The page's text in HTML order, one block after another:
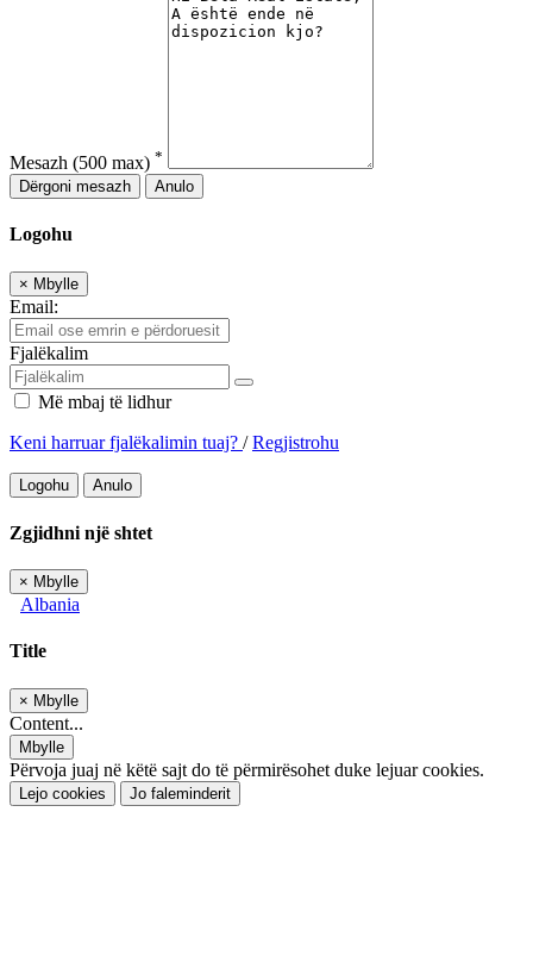
Mesazh (500 max) *
Dërgoni mesazh
Anulo
Logohu
× Mbylle
Email:
Fjalëkalim
Më mbaj të lidhur
Keni harruar fjalëkalimin tuaj? /Regjistrohu
Logohu Anulo
Zgjidhni një shtet
× Mbylle
Albania
Title
× Mbylle
Content...
Mbylle
Përvoja juaj në këtë sajt do të përmirësohet duke lejuar cookies.
Lejo cookies Jo faleminderit